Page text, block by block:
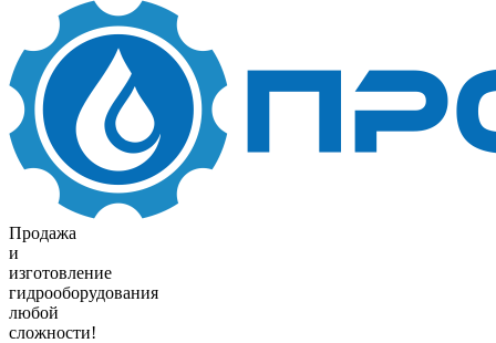
Продажа
и
изготовление
гидрооборудования
любой
сложности!